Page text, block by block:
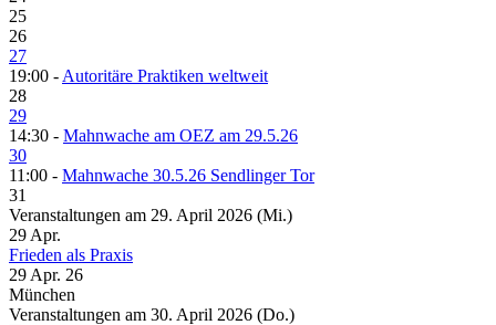
25
26
27
19:00 - Autoritäre Praktiken weltweit
28
29
14:30 - Mahnwache am OEZ am 29.5.26
30
11:00 - Mahnwache 30.5.26 Sendlinger Tor
31
Veranstaltungen am 29. April 2026 (Mi.)
29 Apr.
Frieden als Praxis
29 Apr. 26
München
Veranstaltungen am 30. April 2026 (Do.)